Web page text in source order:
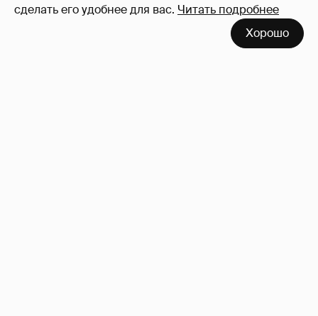
сделать его удобнее для вас. Читать подробнее
Хорошо